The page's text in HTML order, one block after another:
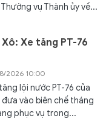
vụ Thành ủy về...
Xe tăng PT-76
2026 10:00
lội nước PT-76 của
đưa vào biên chế tháng
phục vụ trong...